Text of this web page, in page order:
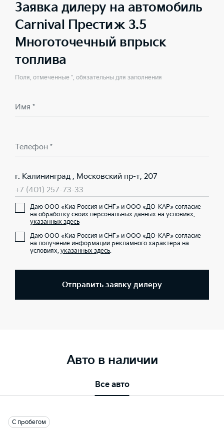
Заявка дилеру на автомобиль
Carnival Престиж 3.5
Многоточечный впрыск
топлива
Поля, отмеченные *, обязательны для заполнения
Имя *
Телефон *
г. Калининград , Московский пр-т, 207
+7 (401) 257-73-33
Даю ООО «Киа Россия и СНГ» и ООО «ДО-КАР» согласие
на обработку своих персональных данных на условиях,
указанных здесь
Даю ООО «Киа Россия и СНГ» и ООО «ДО-КАР» согласие
на получение информации рекламного характера на
условиях, указанных здесь.
Отправить заявку дилеру
Авто в наличии
Все авто
С пробегом